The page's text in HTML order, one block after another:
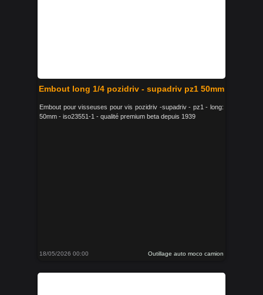
Embout long 1/4 pozidriv - supadriv pz1 50mm
Embout pour visseuses pour vis pozidriv -supadriv - pz1 - long:
50mm - iso23551-1 - qualité premium beta depuis 1939
18/05/2026 00:00 Outillage auto moco camion